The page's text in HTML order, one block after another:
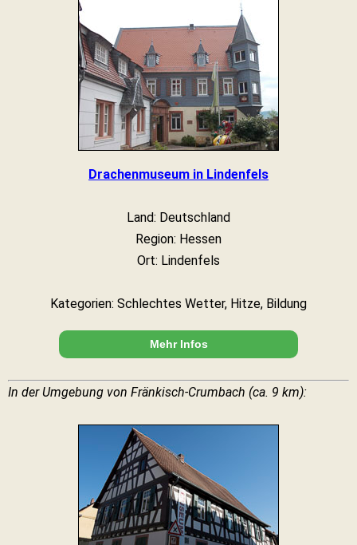
Drachenmuseum in Lindenfels
Land: Deutschland
Region: Hessen
Ort: Lindenfels
Kategorien: Schlechtes Wetter, Hitze, Bildung
Mehr Infos
In der Umgebung von Fränkisch-Crumbach (ca. 9 km):